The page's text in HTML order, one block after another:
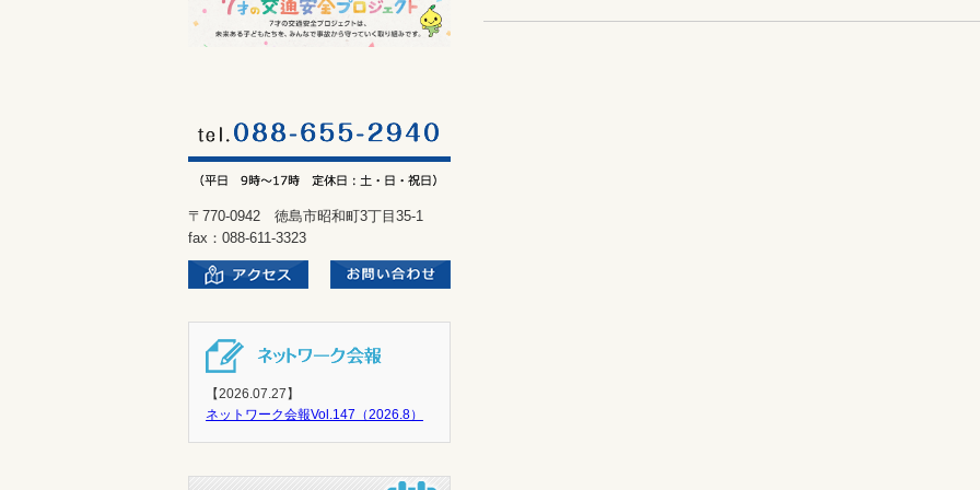
〒770-0942 徳島市昭和町3丁目35-1
fax：088-611-3323
【2026.07.27】
ネットワーク会報Vol.147（2026.8）